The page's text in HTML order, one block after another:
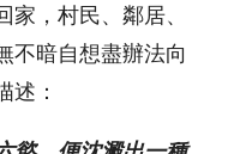
，村民、鄰居、
不暗自想盡辦法向
述：